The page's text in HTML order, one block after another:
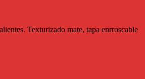
Texturizado mate, tapa enrroscable